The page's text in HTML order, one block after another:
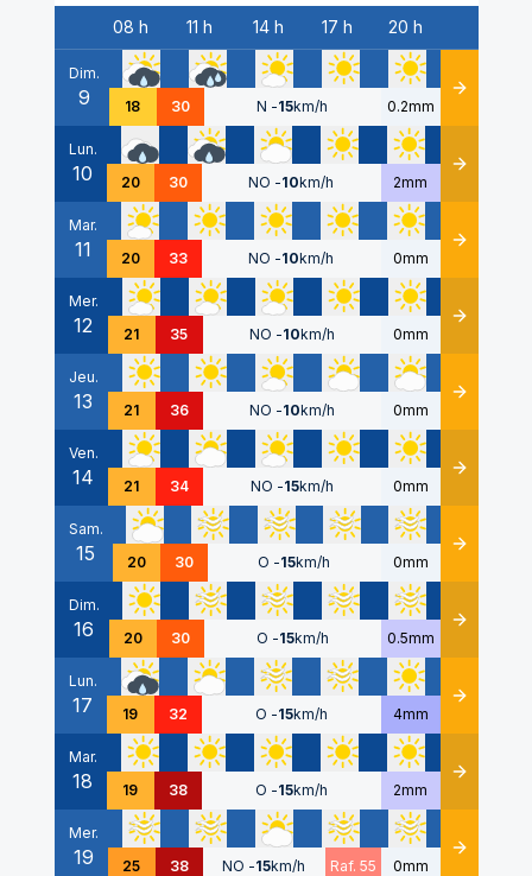
Date
08 h 11 h 14 h 17 h 20 h
Dim.
9 18 30 N -15km/h 0.2mm Détails
Lun.
10 20 30 NO -10km/h 2mm Détails
Mar.
11 20 33 NO -10km/h 0mm Détails
Mer.
12 21 35 NO -10km/h 0mm Détails
Jeu.
13 21 36 NO -10km/h 0mm Détails
Ven.
14 21 34 NO -15km/h 0mm Détails
Sam.
15 20 30 O -15km/h 0mm Détails
Dim.
16 20 30 O -15km/h 0.5mm Détails
Lun.
17 19 32 O -15km/h 4mm Détails
Mar.
18 19 38 O -15km/h 2mm Détails
Mer.
19 25 38 NO -15km/h Raf. 55 0mm Détails